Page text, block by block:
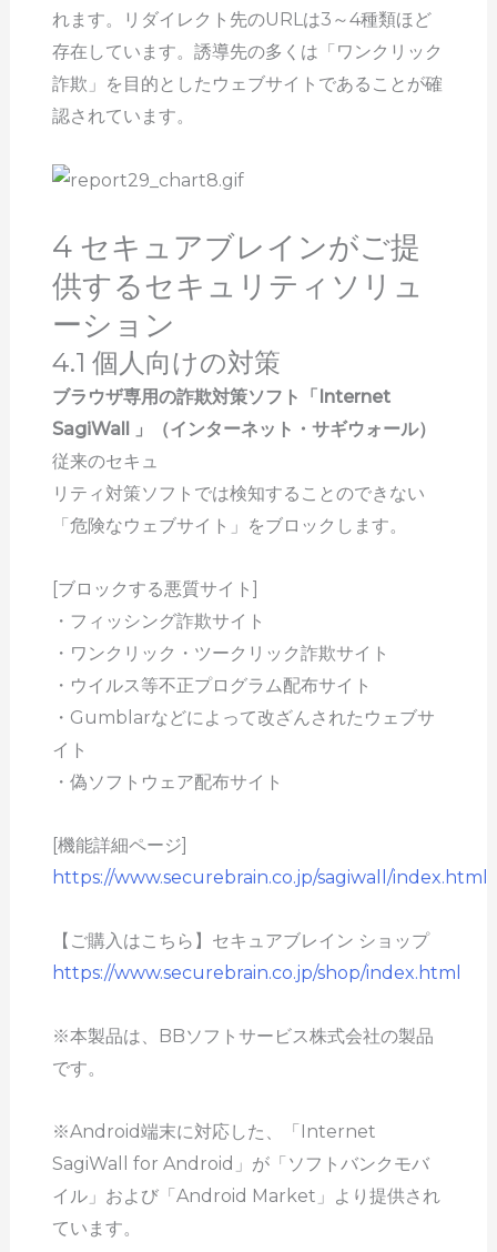
れます。リダイレクト先のURLは3～4種類ほど
存在しています。誘導先の多くは「ワンクリック
詐欺」を目的としたウェブサイトであることが確
認されています。
4 セキュアブレインがご提
供するセキュリティソリュ
ーション
4.1 個人向けの対策
ブラウザ専用の詐欺対策ソフト「Internet
SagiWall 」（インターネット・サギウォール）
従来のセキュ
リティ対策ソフトでは検知することのできない
「危険なウェブサイト」をブロックします。
[ブロックする悪質サイト]
・フィッシング詐欺サイト
・ワンクリック・ツークリック詐欺サイト
・ウイルス等不正プログラム配布サイト
・Gumblarなどによって改ざんされたウェブサ
イト
・偽ソフトウェア配布サイト
[機能詳細ページ]
https://www.securebrain.co.jp/sagiwall/index.html
【ご購入はこちら】セキュアブレイン ショップ
https://www.securebrain.co.jp/shop/index.html
※本製品は、BBソフトサービス株式会社の製品
です。
※Android端末に対応した、「Internet
SagiWall for Android」が「ソフトバンクモバ
イル」および「Android Market」より提供され
ています。